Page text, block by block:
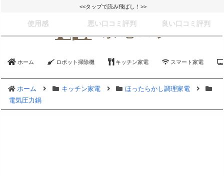
ホーム ロボット掃除機 キッチン家電 スマート家電
ホーム キッチン家電
ほったらかし調理家電
電気圧力鍋
<<タップで読み飛ばし！>>
使用感 悪い口コミ評判 良い口コミ評判